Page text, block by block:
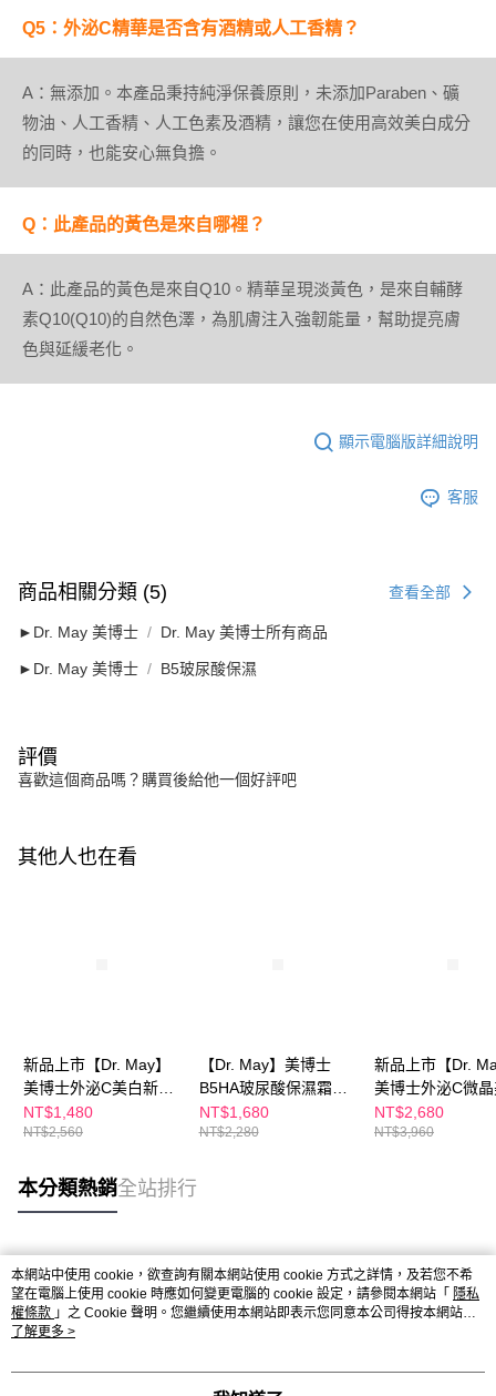
Q5：外泌C精華是否含有酒精或人工香精？
A：無添加。本產品秉持純淨保養原則，未添加Paraben、礦
物油、人工香精、人工色素及酒精，讓您在使用高效美白成分
的同時，也能安心無負擔。
Q：此產品的黃色是來自哪裡？
A：此產品的黃色是來自Q10。精華呈現淡黃色，是來自輔酵
素Q10(Q10)的自然色澤，為肌膚注入強韌能量，幫助提亮膚
色與延緩老化。
顯示電腦版詳細說明
客服
商品相關分類 (5) 查看全部
►Dr. May 美博士 Dr. May 美博士所有商品
►Dr. May 美博士 B5玻尿酸保濕
評價
喜歡這個商品嗎？購買後給他一個好評吧
其他人也在看
新品上市【Dr. May】
美博士外泌C美白新客
推薦組-外泌C微晶美白
精華(30ml)+專業VC美
NT$1,480
NT$2,560
【Dr. May】美博士
B5HA玻尿酸保濕霜
(30ml) 水磁力精華霜
NT$1,680
NT$2,280
新品上市【Dr.
美博士外泌C微
精華(30ml)+紅膠
修煥膚新生精華
NT$2,680
NT$3,960
本分類熱銷全站排行
熱門標籤
本網站中使用 cookie，欲查詢有關本網站使用 cookie 方式之詳情，及若您不希
望在電腦上使用 cookie 時應如何變更電腦的 cookie 設定，請參閱本網站「 隱私
權條款 」之 Cookie 聲明。您繼續使用本網站即表示您同意本公司得按本網站使
用條款之 Cookie 聲明使用 cookie。
了解更多 >